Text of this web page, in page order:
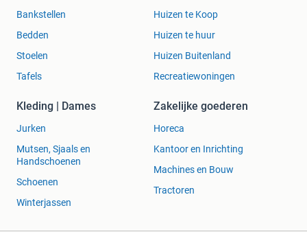
Bankstellen
Bedden
Stoelen
Tafels
Huizen te Koop
Huizen te huur
Huizen Buitenland
Recreatiewoningen
Kleding | Dames
Jurken
Mutsen, Sjaals en
Handschoenen
Schoenen
Winterjassen
Zakelijke goederen
Horeca
Kantoor en Inrichting
Machines en Bouw
Tractoren